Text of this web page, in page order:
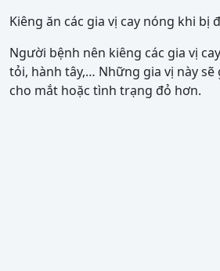
Kiêng ăn các gia vị cay nóng khi bị
Người bệnh nên kiêng các gia vị
tỏi, hành tây,… Những gia vị này sẽ
cho mắt hoặc tình trạng đỏ hơn.